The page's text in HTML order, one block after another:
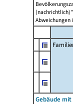
Abweichungen
Gebäude